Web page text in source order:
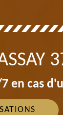
en cas